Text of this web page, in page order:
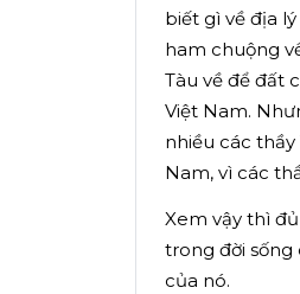
biết gì về địa
ham chuộng
Tàu về để đất
Việt Nam.
nhiều các
Nam, vì các
Xem vậy thì
trong đời sống
của nó.